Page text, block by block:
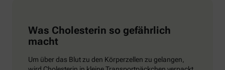
Was Cholesterin so gefährlich
macht
Um über das Blut zu den Körperzellen zu gelangen,